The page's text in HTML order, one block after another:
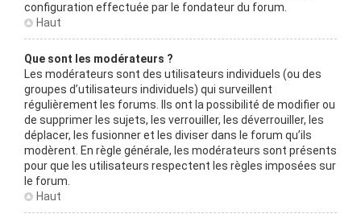
configuration effectuée par le fondateur du forum.
Haut
Que sont les modérateurs ?
Les modérateurs sont des utilisateurs individuels (ou des
groupes d’utilisateurs individuels) qui surveillent
régulièrement les forums. Ils ont la possibilité de modifier ou
de supprimer les sujets, les verrouiller, les déverrouiller, les
déplacer, les fusionner et les diviser dans le forum qu’ils
modèrent. En règle générale, les modérateurs sont présents
pour que les utilisateurs respectent les règles imposées sur
le forum.
Haut